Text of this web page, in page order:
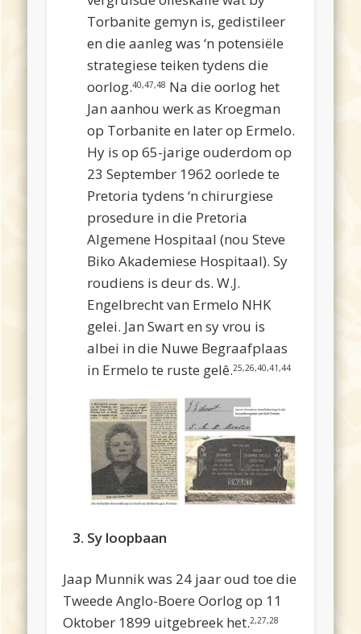
Torbanite gemyn is, gedistileer
en die aanleg was ‘n potensiële
strategiese teiken tydens die
oorlog.40,47,48 Na die oorlog het
Jan aanhou werk as Kroegman
op Torbanite en later op Ermelo.
Hy is op 65-jarige ouderdom op
23 September 1962 oorlede te
Pretoria tydens ‘n chirurgiese
prosedure in die Pretoria
Algemene Hospitaal (nou Steve
Biko Akademiese Hospitaal). Sy
roudiens is deur ds. W.J.
Engelbrecht van Ermelo NHK
gelei. Jan Swart en sy vrou is
albei in die Nuwe Begraafplaas
in Ermelo te ruste gelê.25,26,40,41,44
3. Sy loopbaan
Jaap Munnik was 24 jaar oud toe die
Tweede Anglo-Boere Oorlog op 11
Oktober 1899 uitgebreek het.2,27,28